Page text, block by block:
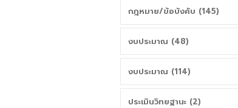
กฎหมาย/ข้อบังคับ (145)
งบประมาณ (48)
งบประมาณ (114)
ประเมินวิทยฐานะ (2)